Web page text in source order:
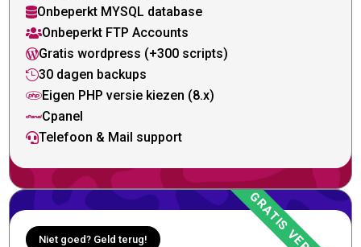
Onbeperkt MYSQL database
Onbeperkt FTP Accounts
Gratis wordpress (+300 scripts)
30 dagen backups
Eigen PHP versie kiezen (8.x)
Cpanel
Telefoon & Mail support
Niet goed? Geld terug!